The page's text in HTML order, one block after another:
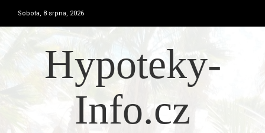
Sobota, 8 srpna, 2026
Hypoteky-
Info.cz